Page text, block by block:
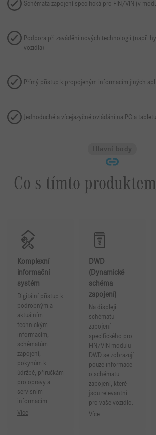
Schémata zapojení specifická pro FIN/VIN (v
Podpora při zavádění nových technologií (např.
vozidla)
Přímý přístup k propojeným informacím jiných
Jednoduché a vícejazyčné ovládání na PC a tabletu
Hlavní body
Co s tímto
Komplexní
informační
systém
Digitální přístup k
podrobným a
aktuálním
technickým
informacím,
schématům
zapojení,
pokynům k
údržbě, příručkám
pro opravy a
servisním
informacím.
Více
DWD
(Dynamické
schéma
zapojení)
Na displeji
schématu
zapojení
specifického pro
FIN/VIN modulu
DWD se zobrazují
pouze informace
o schématu
zapojení, které
jsou relevantní
pro vaše vozidlo.
Více